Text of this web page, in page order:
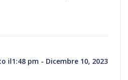
il1:48 pm - Dicembre 10, 2023